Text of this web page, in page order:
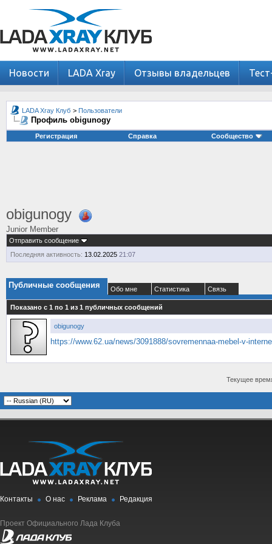
Новости LADA Xray Отзывы владельцев
LADA Xray Клуб > Пользователи
Профиль obigunogy
Регистрация Справка Сообщество
obigunogy
Junior Member
Отправить сообщение
Последняя активность: 13.02.2025 21:07
Публичные сообщения Обо мне Статистика Связь
Показано с 1 по 1 из 1 публичных сообщений
obigunogy
https://www.62.ua/news/3091888/sovremennaa-mebel-v-
Текущее
Контакты О нас Реклама Редакция
Проект Официального Лада Клуба